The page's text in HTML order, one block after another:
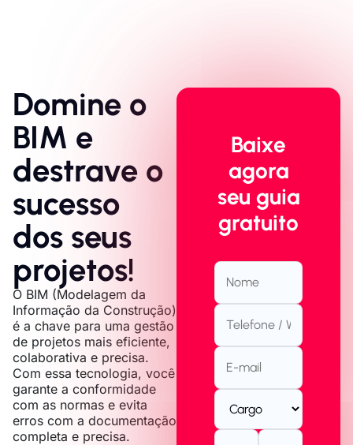
Domine o
BIM e
destrave o
sucesso
dos seus
projetos!
O BIM (Modelagem da
Informação da Construção)
é a chave para uma gestão
de projetos mais eficiente,
colaborativa e precisa.
Com essa tecnologia, você
garante a conformidade
com as normas e evita
erros com a documentação
completa e precisa.
Baixe
agora
seu guia
gratuito